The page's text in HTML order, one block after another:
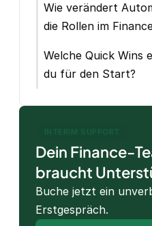
Wie verändert
die Rollen im
Welche Quick Wins
du für den Start?
INTERIM SUPPORT
Dein Finance-
braucht
Buche jetzt ein
Erstgespräch.